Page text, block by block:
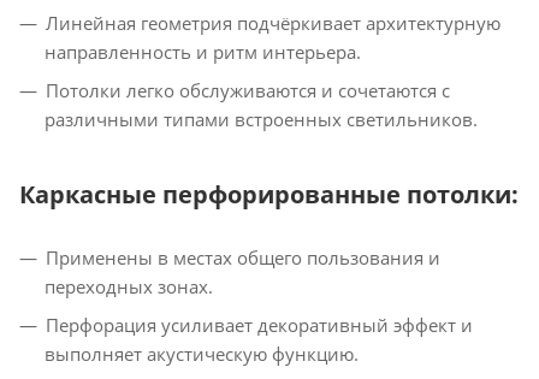
Линейная геометрия подчёркивает архитектурную
направленность и ритм интерьера.
Потолки легко обслуживаются и сочетаются с
различными типами встроенных светильников.
Каркасные перфорированные потолки:
Применены в местах общего пользования и
переходных зонах.
Перфорация усиливает декоративный эффект и
выполняет акустическую функцию.